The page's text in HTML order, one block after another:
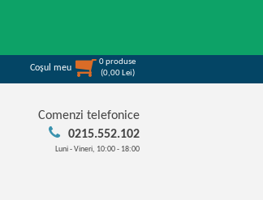
Coşul meu
0produse
(0,00 Lei)
Comenzi telefonice
0215.552.102
Luni - Vineri, 10:00 - 18:00